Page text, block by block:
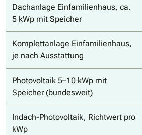
Dachanlage Einfamilienhaus, ca.
5 kWp mit Speicher
Komplettanlage Einfamilienhaus,
je nach Ausstattung
Photovoltaik 5–10 kWp mit
Speicher (bundesweit)
Indach-Photovoltaik, Richtwert pro
kWp